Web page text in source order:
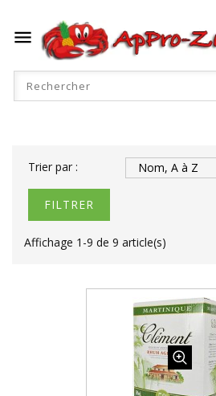

Trier par : Nom, A à Z
FILTRER
Affichage 1-9 de 9 article(s)